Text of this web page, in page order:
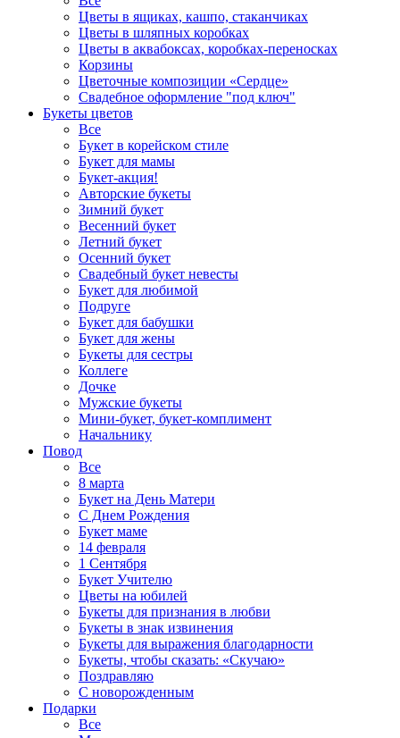
Цветы в ящиках, кашпо, стаканчиках
Цветы в шляпных коробках
Цветы в аквабоксах, коробках-переносках
Корзины
Цветочные композиции «Сердце»
Свадебное оформление "под ключ"
Букеты цветов
Все
Букет в корейском стиле
Букет для мамы
Букет-акция!
Авторские букеты
Зимний букет
Весенний букет
Летний букет
Осенний букет
Свадебный букет невесты
Букет для любимой
Подруге
Букет для бабушки
Букет для жены
Букеты для сестры
Коллеге
Дочке
Мужские букеты
Мини-букет, букет-комплимент
Начальнику
Повод
Все
8 марта
Букет на День Матери
С Днем Рождения
Букет маме
14 февраля
1 Сентября
Букет Учителю
Цветы на юбилей
Букеты для признания в любви
Букеты в знак извинения
Букеты для выражения благодарности
Букеты, чтобы сказать: «Скучаю»
Поздравляю
С новорожденным
Подарки
Все